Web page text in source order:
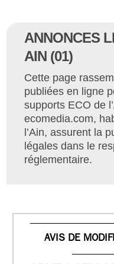
ANNONCES
AIN (01)
Cette page
publiées en ligne
supports ECO de
ecomedia.com,
l’Ain, assurent la
légales dans le
réglementaire.
AVIS DE